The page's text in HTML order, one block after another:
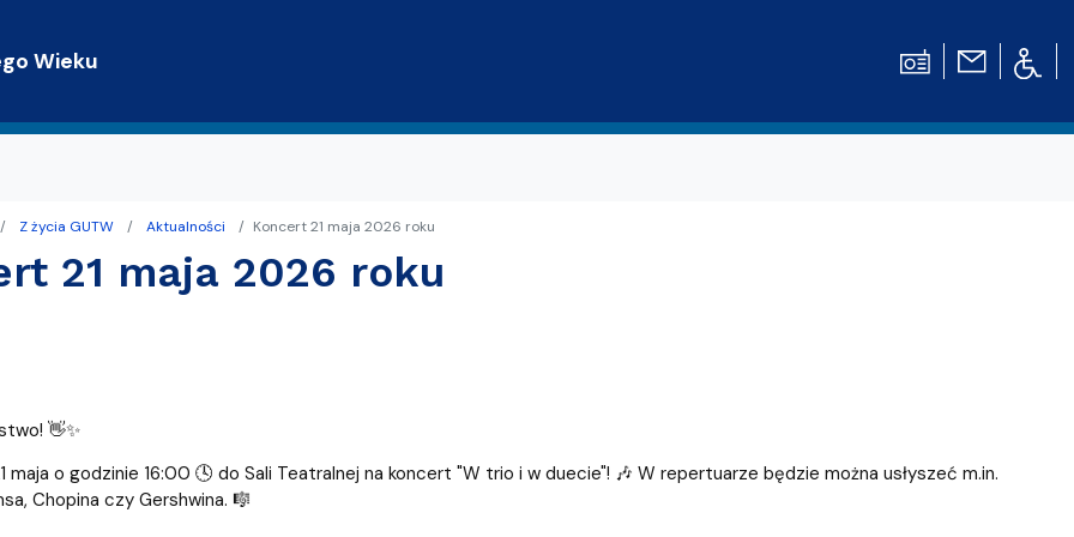
Wieku
WWW
z TPG
Z życia GUTW Aktualności Koncert 21 maja 2026 roku
21 maja 2026 roku
👋✨
maja o godzinie 16:00 🕓 do Sali Teatralnej na koncert "W trio i w duecie"! 🎶 W repertuarze będzie można usłyszeć m.in.
Chopina czy Gershwina. 🎼